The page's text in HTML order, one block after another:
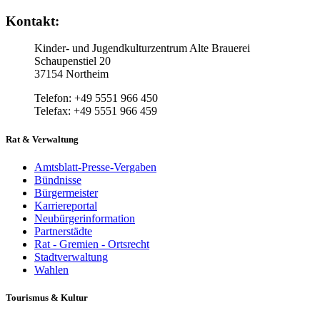
Kontakt:
Kinder- und Jugendkulturzentrum Alte Brauerei
Schaupenstiel 20
37154 Northeim
Telefon: +49 5551 966 450
Telefax: +49 5551 966 459
Rat & Verwaltung
Amtsblatt-Presse-Vergaben
Bündnisse
Bürgermeister
Karriereportal
Neubürgerinformation
Partnerstädte
Rat - Gremien - Ortsrecht
Stadtverwaltung
Wahlen
Tourismus & Kultur